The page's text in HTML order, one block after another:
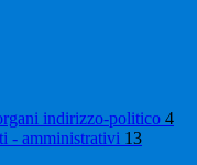
indirizzo-politico 4
- amministrativi 13